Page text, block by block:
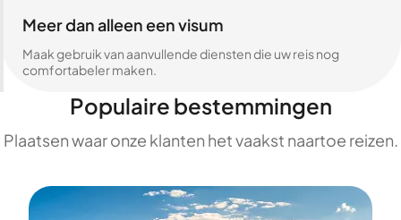
Meer dan alleen een visum
Maak gebruik van aanvullende diensten die uw reis nog
comfortabeler maken.
Populaire bestemmingen
Plaatsen waar onze klanten het vaakst naartoe reizen.